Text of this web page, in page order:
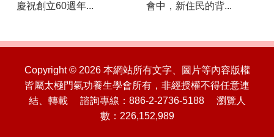
慶祝創立60週年...
會中，新住民的背...
Copyright © 2026 本網站所有文字、圖片等內容版權
皆屬太極門氣功養生學會所有，非經授權不得任意連
結、轉載 諮詢專線：886-2-2736-5188 瀏覽人
數：226,152,989